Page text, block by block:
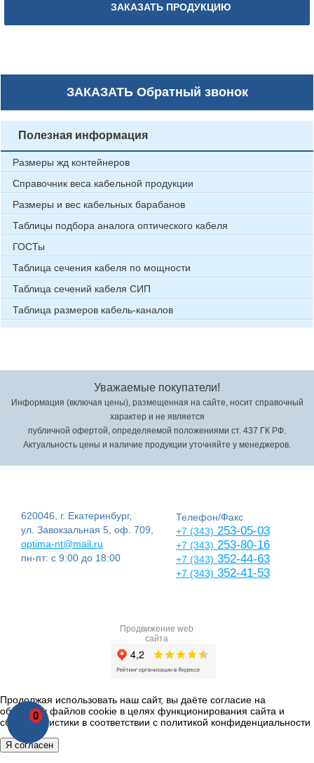
ЗАКАЗАТЬ ПРОДУКЦИЮ
ЗАКАЗАТЬОбратный звонок
0
Полезная информация
Размеры жд контейнеров
Справочник веса кабельной продукции
Размеры и вес кабельных барабанов
Таблицы подбора аналога оптического кабеля
ГОСТы
Таблица сечения кабеля по мощности
Таблица сечений кабеля СИП
Таблица размеров кабель-каналов
Уважаемые покупатели!
Информация (включая цены), размещенная на сайте, носит справочный
характер и не является
публичной офертой, определяемой положениями ст. 437 ГК РФ.
Актуальность цены и наличие продукции уточняйте у менеджеров.
620046, г. Екатеринбург,
ул. Завокзальная 5, оф. 709,
optima-nt@mail.ru
пн-пт: с 9:00 до 18:00
Телефон/Факс
+7 (343) 253-05-03
+7 (343) 253-80-16
+7 (343) 352-44-63
+7 (343) 352-41-53
Продвижение web
сайта
Продолжая использовать наш сайт, вы даёте согласие на
обработку файлов cookie в целях функционирования сайта и
сбора статистики в соответствии с политикой конфиденциальности
Я согласен